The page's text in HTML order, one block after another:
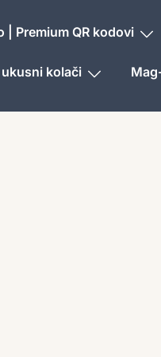
| Premium QR kodovi
kolači